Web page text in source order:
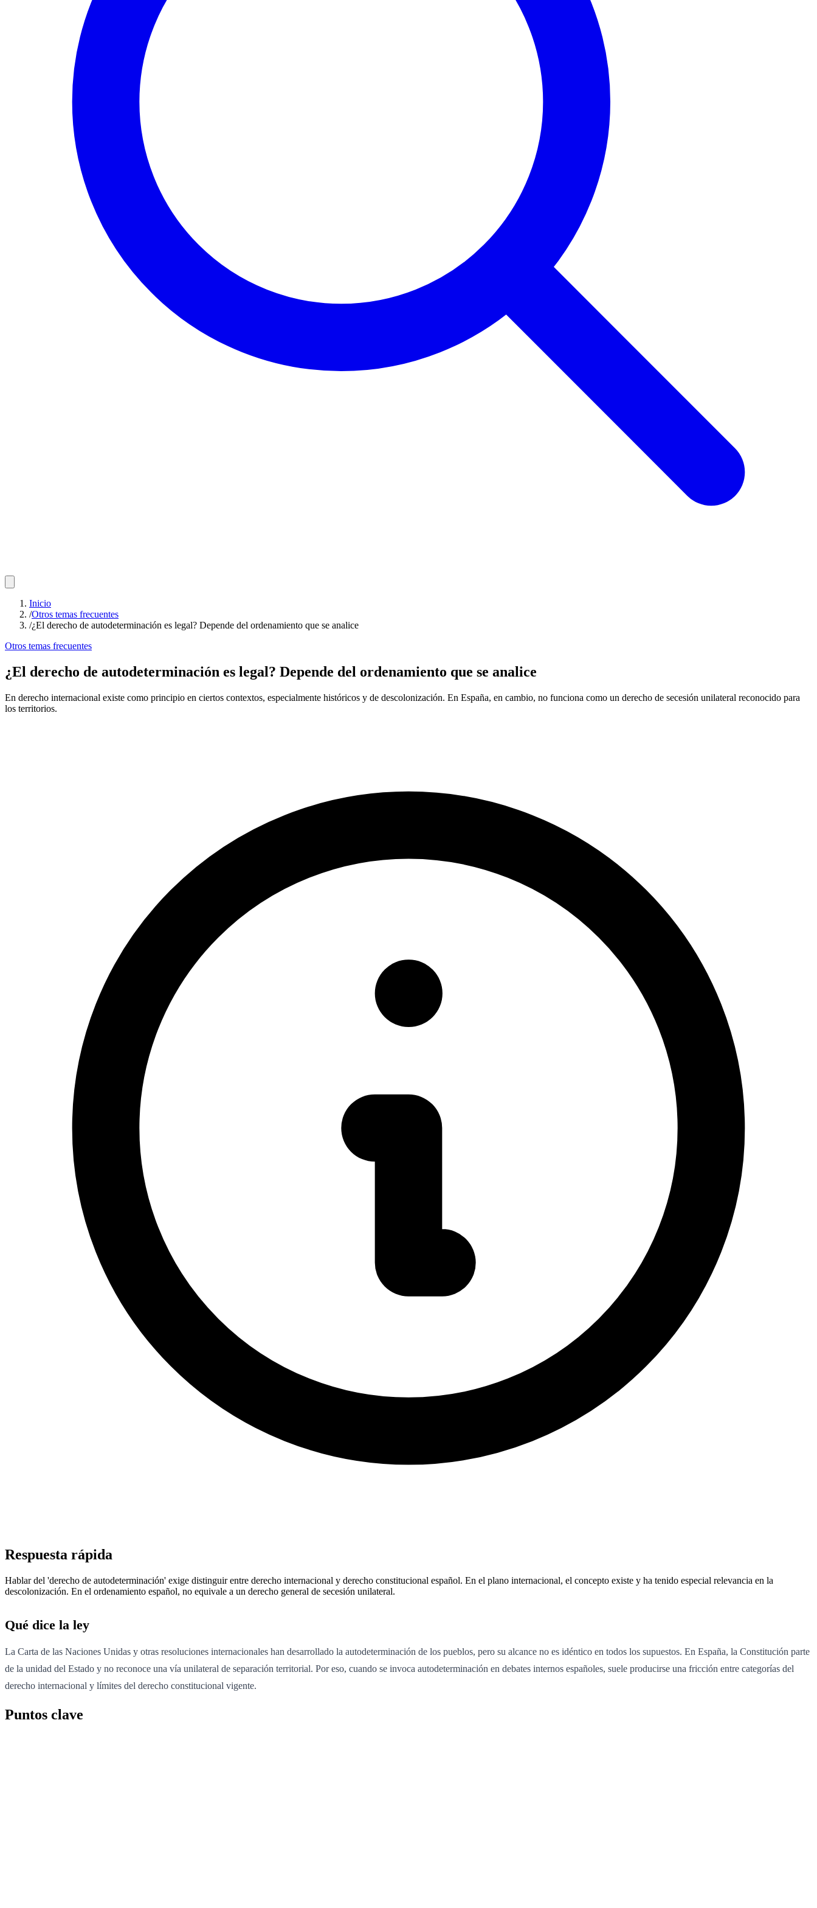
Inicio
/Otros temas frecuentes
/¿El derecho de autodeterminación es legal? Depende del ordenamiento que se analice
Otros temas frecuentes
¿El derecho de autodeterminación es legal? Depende del ordenamiento que se analice
En derecho internacional existe como principio en ciertos contextos, especialmente históricos y de descolonización. En España, en cambio, no funciona como un derecho de secesión unilateral reconocido para
los territorios.
Respuesta rápida
Hablar del 'derecho de autodeterminación' exige distinguir entre derecho internacional y derecho constitucional español. En el plano internacional, el concepto existe y ha tenido especial relevancia en la
descolonización. En el ordenamiento español, no equivale a un derecho general de secesión unilateral.
Qué dice la ley
La Carta de las Naciones Unidas y otras resoluciones internacionales han desarrollado la autodeterminación de los pueblos, pero su alcance no es idéntico en todos los supuestos. En España, la Constitución parte
de la unidad del Estado y no reconoce una vía unilateral de separación territorial. Por eso, cuando se invoca autodeterminación en debates internos españoles, suele producirse una fricción entre categorías del
derecho internacional y límites del derecho constitucional vigente.
Puntos clave